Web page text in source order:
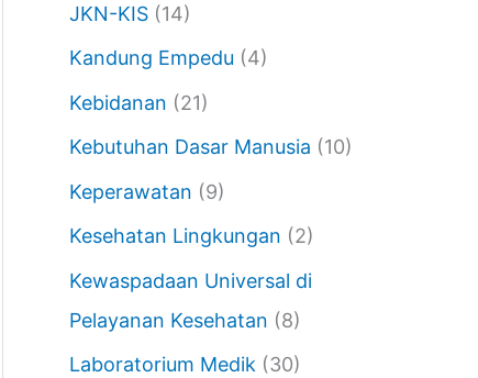
JKN-KIS (14)
Kandung Empedu (4)
Kebidanan (21)
Kebutuhan Dasar Manusia (10)
Keperawatan (9)
Kesehatan Lingkungan (2)
Kewaspadaan Universal di
Pelayanan Kesehatan (8)
Laboratorium Medik (30)